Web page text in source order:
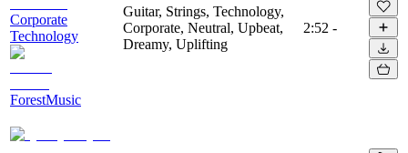
Corporate
Technology
ForestMusic
Guitar, Strings, Technology,
Corporate, Neutral, Upbeat,
Dreamy, Uplifting
2:52 -